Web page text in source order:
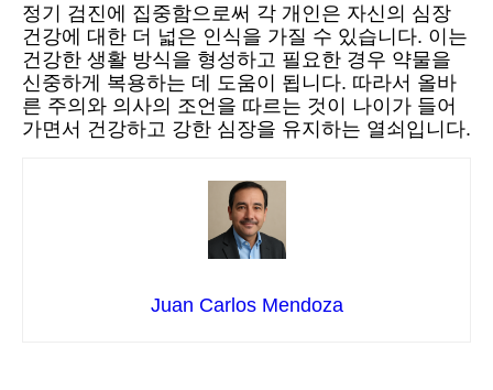
정기 검진에 집중함으로써 각 개인은 자신의 심장
건강에 대한 더 넓은 인식을 가질 수 있습니다. 이는
건강한 생활 방식을 형성하고 필요한 경우 약물을
신중하게 복용하는 데 도움이 됩니다. 따라서 올바
른 주의와 의사의 조언을 따르는 것이 나이가 들어
가면서 건강하고 강한 심장을 유지하는 열쇠입니다.
Juan Carlos Mendoza